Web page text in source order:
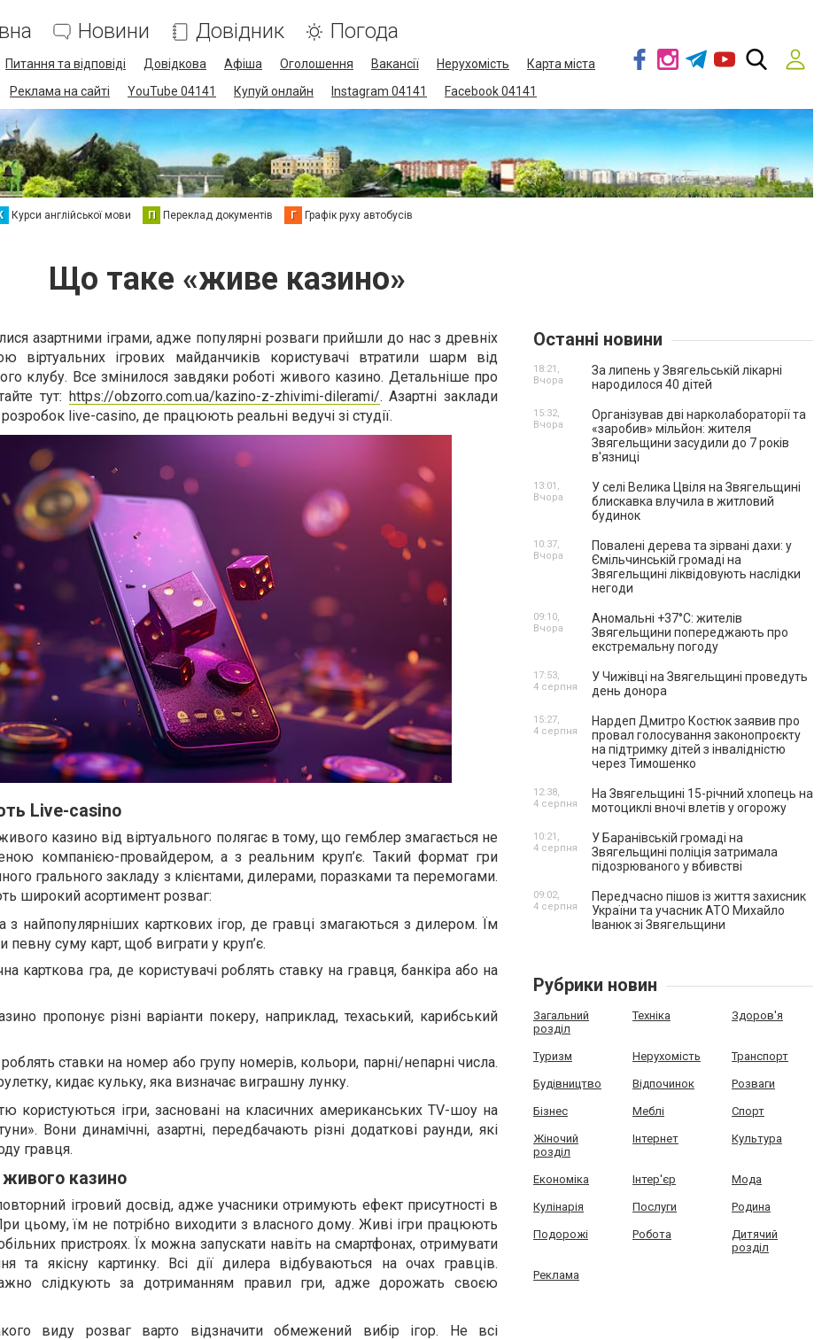
Новини Довідник Погода
Питання та відповіді Довідкова Афіша Оголошення Вакансії Нерухомість
Карта міста
Реклама на сайті YouTube 04141 Купуй онлайн Instagram 04141 Facebook 04141
Курси англійської мови П Переклад документів Г Графік руху автобусів
Що таке «живе казино»
азартними іграми, адже популярні розваги прийшли до нас з древніх
віртуальних ігрових майданчиків користувачі втратили шарм від
клубу. Все змінилося завдяки роботі живого казино. Детальніше про
тут: https://obzorro.com.ua/kazino-z-zhivimi-dilerami/. Азартні заклади
live-casino, де працюють реальні ведучі зі студії.
Live-casino
казино від віртуального полягає в тому, що гемблер змагається не
компанією-провайдером, а з реальним круп’є. Такий формат гри
грального закладу з клієнтами, дилерами, поразками та перемогами.
широкий асортимент розваг:
найпопулярніших карткових ігор, де гравці змагаються з дилером. Їм
певну суму карт, щоб виграти у круп’є.
карткова гра, де користувачі роблять ставку на гравця, банкіра або на
пропонує різні варіанти покеру, наприклад, техаський, карибський
ставки на номер або групу номерів, кольори, парні/непарні числа.
кидає кульку, яка визначає виграшну лунку.
користуються ігри, засновані на класичних американських TV-шоу на
Вони динамічні, азартні, передбачають різні додаткові раунди, які
гравця.
казино
ігровий досвід, адже учасники отримують ефект присутності в
цьому, їм не потрібно виходити з власного дому. Живі ігри працюють
пристроях. Їх можна запускати навіть на смартфонах, отримувати
та якісну картинку. Всі дії дилера відбуваються на очах гравців.
слідкують за дотриманням правил гри, адже дорожать своєю
виду розваг варто відзначити обмежений вибір ігор. Не всі
Останні новини
За липень у Звягельській лікарні
народилося 40 дітей
18:21,
Вчора
Організував дві нарколабораторії та
«заробив» мільйон: жителя
Звягельщини засудили до 7 років
в'язниці
15:32,
Вчора
У селі Велика Цвіля на Звягельщині
блискавка влучила в житловий
будинок
13:01,
Вчора
Повалені дерева та зірвані дахи: у
Ємільчинській громаді на
Звягельщині ліквідовують наслідки
негоди
10:37,
Вчора
Аномальні +37°C: жителів
Звягельщини попереджають про
екстремальну погоду
09:10,
Вчора
У Чижівці на Звягельщині проведуть
день донора
17:53,
4 серпня
Нардеп Дмитро Костюк заявив про
провал голосування законопроєкту
на підтримку дітей з інвалідністю
через Тимошенко
15:27,
4 серпня
На Звягельщині 15-річний хлопець на
мотоциклі вночі влетів у огорожу
12:38,
4 серпня
У Баранівській громаді на
Звягельщині поліція затримала
підозрюваного у вбивстві
10:21,
4 серпня
Передчасно пішов із життя захисник
України та учасник АТО Михайло
Іванюк зі Звягельщини
09:02,
4 серпня
Рубрики новин
Загальний
розділ
Техніка Здоров'я
Туризм Нерухомість Транспорт
Будівництво Відпочинок Розваги
Бізнес Меблі Спорт
Жіночий
розділ
Інтернет Культура
Економіка Інтер'єр Мода
Кулінарія Послуги Родина
Подорожі Робота
Дитячий
розділ
Реклама